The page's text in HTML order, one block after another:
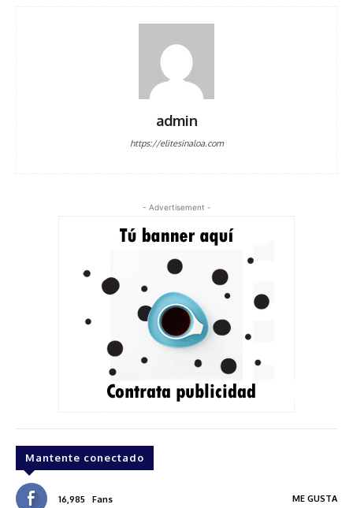
admin
https://elitesinaloa.com
- Advertisement -
Mantente conectado
16,985 Fans ME GUSTA